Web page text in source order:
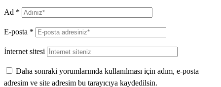
Ad *
E-posta *
İnternet sitesi
Daha sonraki yorumlarımda kullanılması için adım, e-posta
adresim ve site adresim bu tarayıcıya kaydedilsin.